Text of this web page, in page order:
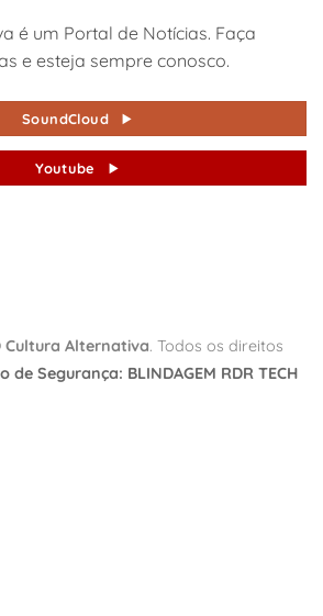
é um Portal de Notícias. Faça
e esteja sempre conosco.
SoundCloud
Youtube
Cultura Alternativa. Todos os direitos
de Segurança: BLINDAGEM RDR TECH